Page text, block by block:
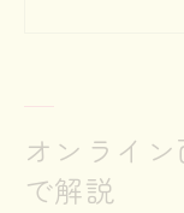
保育士
る方法
オンライ
で解説